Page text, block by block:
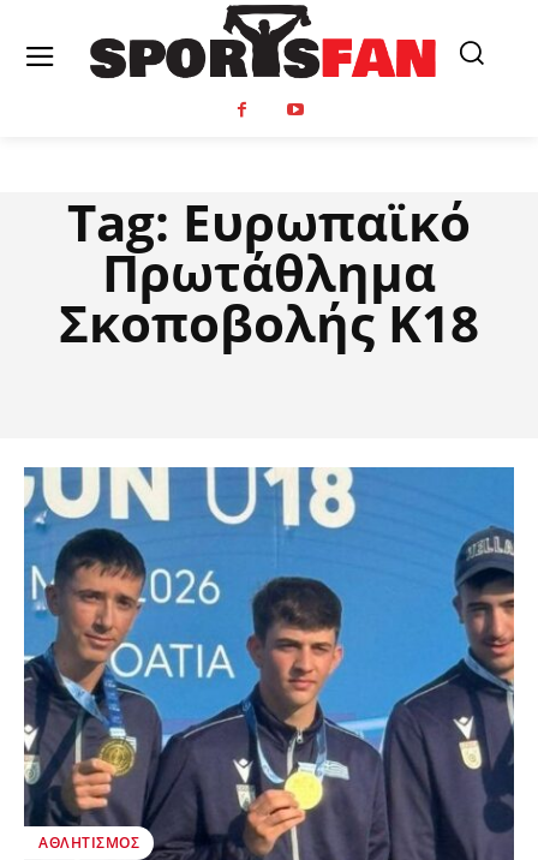
Tag: Ευρωπαϊκό
Πρωτάθλημα
Σκοποβολής Κ18
ΑΘΛΗΤΙΣΜΌΣ